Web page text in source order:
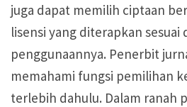
juga dapat memilih ciptaan
lisensi yang diterapkan
penggunaannya. Penerbit
memahami fungsi pemilihan
terlebih dahulu. Dalam ranah